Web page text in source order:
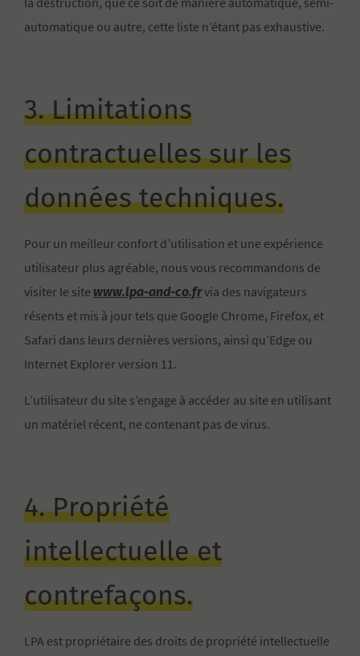
automatique ou autre, cette liste n’étant pas exhaustive.
3. Limitations
contractuelles sur les
données techniques.
Pour un meilleur confort d’utilisation et une expérience
utilisateur plus agréable, nous vous recommandons de
visiter le site www.lpa-and-co.frvia des navigateurs
résents et mis à jour tels que Google Chrome, Firefox, et
Safari dans leurs dernières versions, ainsi qu’Edge ou
Internet Explorer version 11.
L’utilisateur du site s’engage à accéder au site en utilisant
un matériel récent, ne contenant pas de virus.
4. Propriété
intellectuelle et
contrefaçons.
LPA est propriétaire des droits de propriété intellectuelle